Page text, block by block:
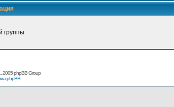
группы
2005 phpBB Group
phpBB